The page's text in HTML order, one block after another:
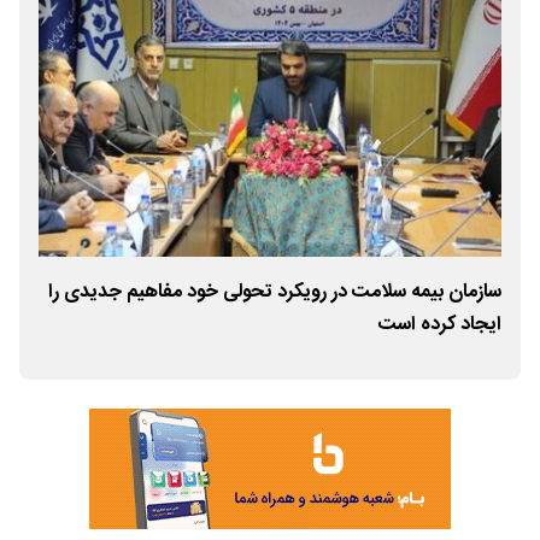
سازمان بیمه سلامت در رویکرد تحولی خود مفاهیم جدیدی را
ایجاد کرده است